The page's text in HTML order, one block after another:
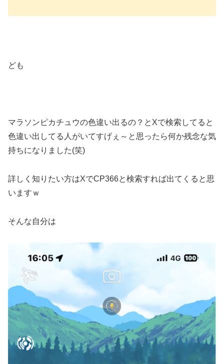
ども
マラソンピカチュウの色違い出るの？とXで検索してると
色違い出してる人がいてすげぇ～と思ったら何か残念な気
持ちになりました(笑)
詳しく知りたい方はXでCP366と検索すれば出てくると思
いますｗ
そんな自分は